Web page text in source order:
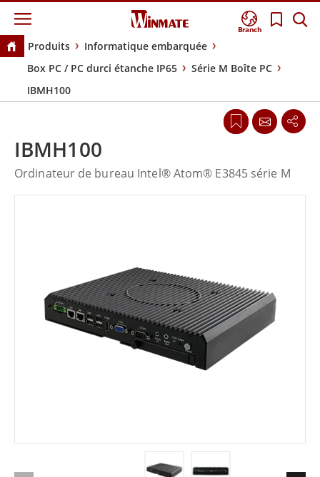
Branch
Produits
Informatique embarquée
Box PC / PC durci étanche IP65
Série M Boîte PC
IBMH100
IBMH100
Ordinateur de bureau Intel® Atom® E3845 série M